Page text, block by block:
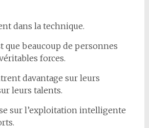
dans la technique.
que beaucoup de personnes
forces.
davantage sur leurs
leurs talents.
sur l’exploitation intelligente